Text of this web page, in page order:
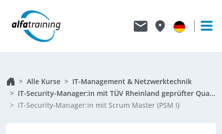
Alle Kurse
IT-Management & Netzwerktechnik
IT-Security-Manager:in mit TÜV Rheinland geprüfter Qualifikation
IT-Security-Manager:in mit Scrum Master (PSM I)